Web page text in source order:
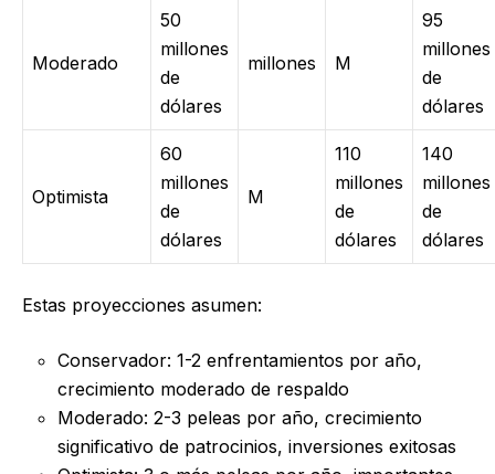
Moderado
50
millones
de
dólares
millones M
95
millones
de
dólares
Optimista
60
millones
de
dólares
M
110
millones
de
dólares
140
millones
de
dólares
Estas proyecciones asumen:
Conservador: 1-2 enfrentamientos por año,
crecimiento moderado de respaldo
Moderado: 2-3 peleas por año, crecimiento
significativo de patrocinios, inversiones exitosas